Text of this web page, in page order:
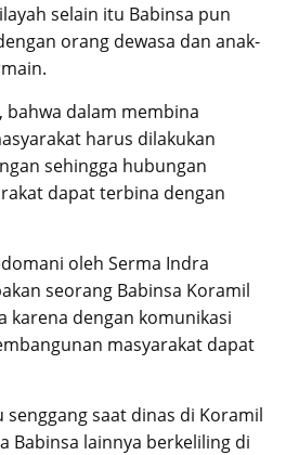
selain itu Babinsa pun
orang dewasa dan anak-
dalam membina
harus dilakukan
sehingga hubungan
dapat terbina dengan
oleh Serma Indra
seorang Babinsa Koramil
karena dengan komunikasi
masyarakat dapat
senggang saat dinas di Koramil
Babinsa lainnya berkeliling di